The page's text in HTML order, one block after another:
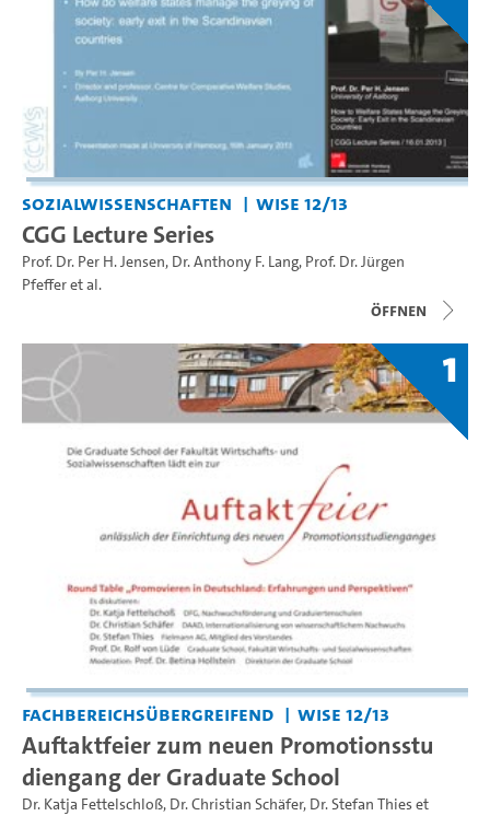
Sozialwissenschaften WiSe 12/13
CGG Lecture Series
Prof. Dr. Per H. Jensen, Dr. Anthony F. Lang, Prof. Dr. Jürgen
Pfefferet al.
Öffnen
1
Fachbereichsübergreifend WiSe 12/13
Auftaktfeier zum neuen Promotionsstu
diengang der Graduate School
Dr. Katja Fettelschloß, Dr. Christian Schäfer, Dr. Stefan Thieset